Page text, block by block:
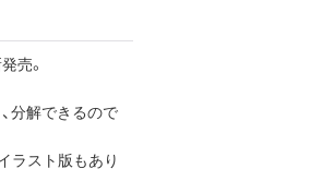
売。
分解できるので
ラスト版もあり